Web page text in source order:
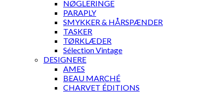
NØGLERINGE
PARAPLY
SMYKKER & HÅRSPÆNDER
TASKER
TØRKLÆDER
Sélection Vintage
DESIGNERE
AMES
BEAU MARCHÉ
CHARVET ÉDITIONS